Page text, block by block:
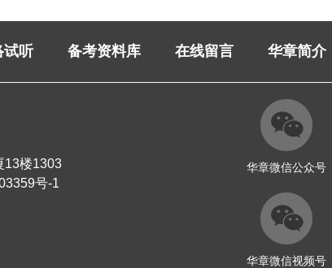
试听 备考资料库 在线留言 华章简介
物大厦13楼1303
号-1
华章微信公众号
华章微信视频号